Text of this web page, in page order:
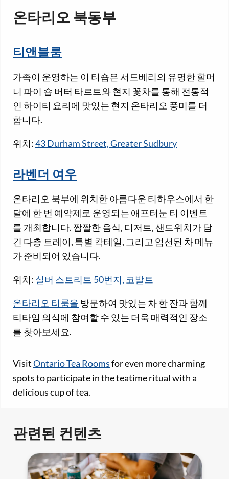
온타리오 북동부
티앤블룸
가족이 운영하는 이 티숍은 서드베리의 유명한 할머
니 파이 숍 버터 타르트와 현지 꽃차를 통해 전통적
인 하이티 요리에 맛있는 현지 온타리오 풍미를 더
합니다.
위치:43 Durham Street, Greater Sudbury
라벤더 여우
온타리오 북부에 위치한 아름다운 티하우스에서 한
달에 한 번 예약제로 운영되는 애프터눈 티 이벤트
를 개최합니다. 짭짤한 음식, 디저트, 샌드위치가 담
긴 다층 트레이, 특별 칵테일, 그리고 엄선된 차 메뉴
가 준비되어 있습니다.
위치: 실버 스트리트 50번지, 코발트
온타리오 티룸을 방문하여 맛있는 차 한 잔과 함께
티타임 의식에 참여할 수 있는 더욱 매력적인 장소
를 찾아보세요.
VisitOntario Tea Roomsfor even more charming
spots to participate in the teatime ritual with a
delicious cup of tea.
관련된 컨텐츠